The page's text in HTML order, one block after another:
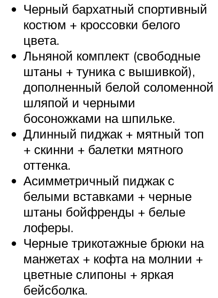
Черный бархатный спортивный
костюм + кроссовки белого
цвета.
Льняной комплект (свободные
штаны + туника с вышивкой),
дополненный белой соломенной
шляпой и черными
босоножками на шпильке.
Длинный пиджак + мятный топ
+ скинни + балетки мятного
оттенка.
Асимметричный пиджак с
белыми вставками + черные
штаны бойфренды + белые
лоферы.
Черные трикотажные брюки на
манжетах + кофта на молнии +
цветные слипоны + яркая
бейсболка.